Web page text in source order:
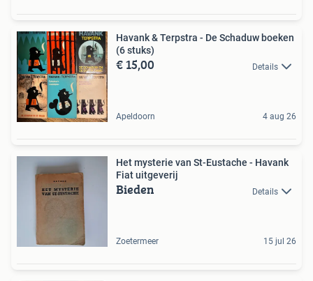
Havank & Terpstra - De Schaduw boeken
(6 stuks)
€ 15,00 Details
Apeldoorn 4 aug 26
Het mysterie van St-Eustache - Havank
Fiat uitgeverij
Bieden Details
Zoetermeer 15 jul 26